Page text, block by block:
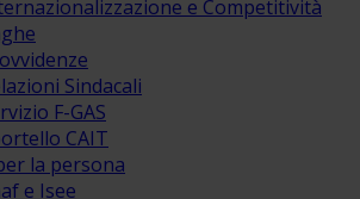
e Competitività
Sindacali
F-GAS
CAIT
la persona
e Isee